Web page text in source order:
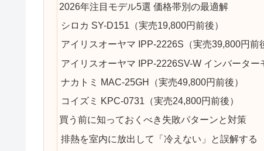
2026年注目モデル5選 価格帯別の最適解
シロカ SY-D151（実売19,800円前後）
アイリスオーヤマ IPP-2226S（実売39,800円前
アイリスオーヤマ IPP-2226SV-W インバーター
ナカトミ MAC-25GH（実売49,800円前後）
コイズミ KPC-0731（実売24,800円前後）
買う前に知っておくべき失敗パターンと対策
排熱を室内に放出して「冷えない」と誤解する